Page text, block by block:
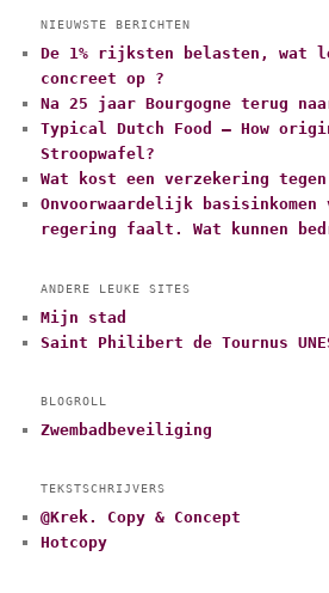
NIEUWSTE BERICHTEN
De 1% rijksten belasten, wat
concreet op ?
Na 25 jaar Bourgogne terug
Typical Dutch Food – How
Stroopwafel?
Wat kost een verzekering
Onvoorwaardelijk basisinkomen
regering faalt. Wat kunnen
ANDERE LEUKE SITES
Mijn stad
Saint Philibert de Tournus
BLOGROLL
Zwembadbeveiliging
TEKSTSCHRIJVERS
@Krek. Copy & Concept
Hotcopy